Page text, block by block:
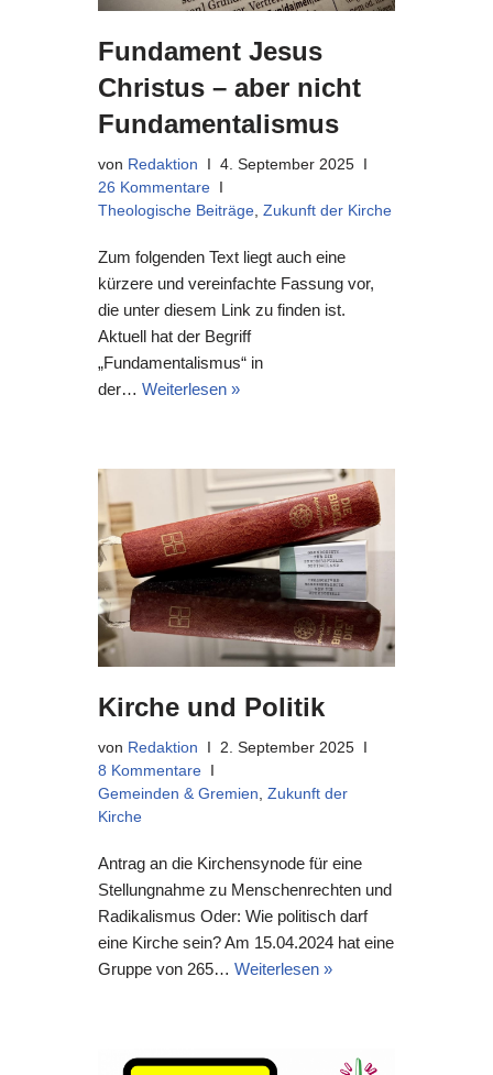
Fundament Jesus
Christus – aber nicht
Fundamentalismus
von Redaktion
4. September 2025
26 Kommentare
Theologische Beiträge, Zukunft der Kirche
Zum folgenden Text liegt auch eine
kürzere und vereinfachte Fassung vor,
die unter diesem Link zu finden ist.
Aktuell hat der Begriff
„Fundamentalismus“ in
der… Weiterlesen »
Kirche und Politik
von Redaktion
2. September 2025
8 Kommentare
Gemeinden & Gremien, Zukunft der
Kirche
Antrag an die Kirchensynode für eine
Stellungnahme zu Menschenrechten und
Radikalismus Oder: Wie politisch darf
eine Kirche sein? Am 15.04.2024 hat eine
Gruppe von 265… Weiterlesen »